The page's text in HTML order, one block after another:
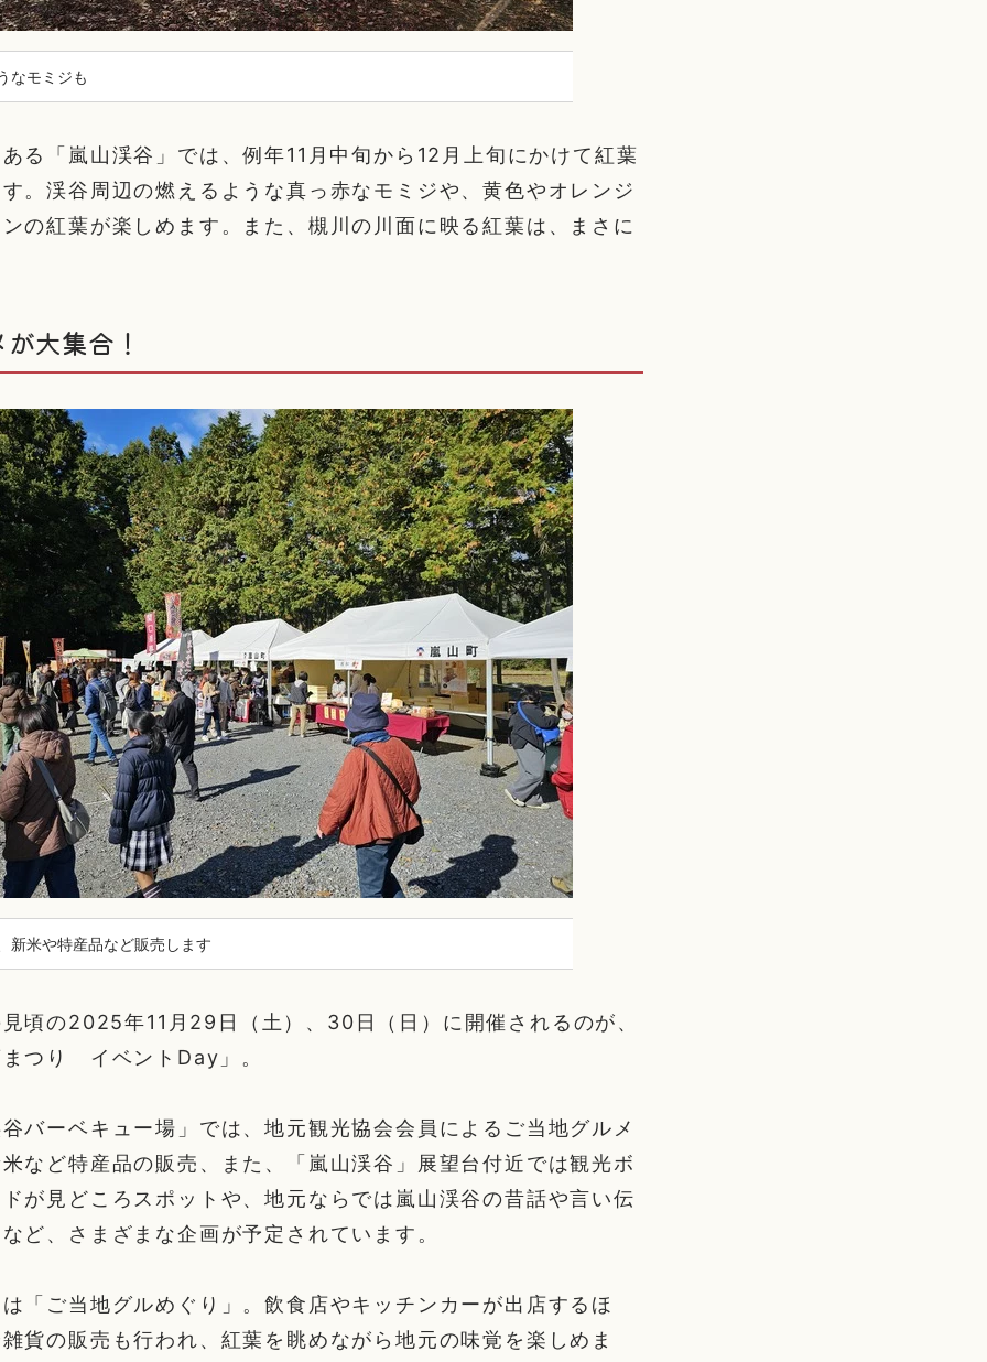
なモミジも
る「嵐山渓谷」では、例年11月中旬から12月上旬にかけて紅葉
。渓谷周辺の燃えるような真っ赤なモミジや、黄色やオレンジ
の紅葉が楽しめます。また、槻川の川面に映る紅葉は、まさに
大集合！
新米や特産品など販売します
頃の2025年11月29日（土）、30日（日）に開催されるのが、
つり イベントDay」。
バーベキュー場」では、地元観光協会会員によるご当地グルメ
など特産品の販売、また、「嵐山渓谷」展望台付近では観光ボ
が見どころスポットや、地元ならでは嵐山渓谷の昔話や言い伝
ど、さまざまな企画が予定されています。
「ご当地グルめぐり」。飲食店やキッチンカーが出店するほ
貨の販売も行われ、紅葉を眺めながら地元の味覚を楽しめま